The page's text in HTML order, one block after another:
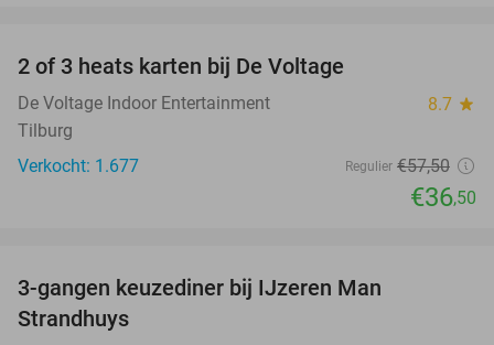
2 of 3 heats karten bij De Voltage
De Voltage Indoor Entertainment 8.7 star
Tilburg
Verkocht: 1.677
Regulier €57,50
€36,50
3-gangen keuzediner bij IJzeren Man
Strandhuys